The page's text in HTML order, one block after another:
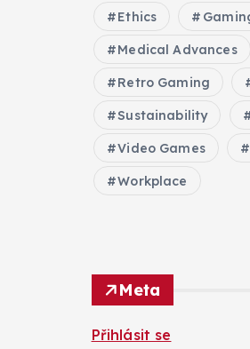
Ethics
Medical Advances
Retro Gaming
Sustainability
Video Games
Workplace
Meta
Přihlásit se